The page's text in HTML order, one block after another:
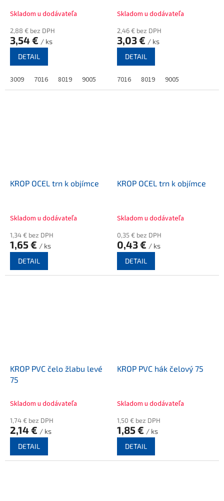
Skladom u dodávateľa
2,88 € bez DPH
3,54 € / ks
DETAIL
3009 7016 8019 9005
Skladom u dodávateľa
2,46 € bez DPH
3,03 € / ks
DETAIL
7016 8019 9005
KROP OCEL trn k objímce
Skladom u dodávateľa
1,34 € bez DPH
1,65 € / ks
DETAIL
KROP OCEL trn k objímce
Skladom u dodávateľa
0,35 € bez DPH
0,43 € / ks
DETAIL
KROP PVC čelo žlabu levé
75
Skladom u dodávateľa
1,74 € bez DPH
2,14 € / ks
DETAIL
KROP PVC hák čelový 75
Skladom u dodávateľa
1,50 € bez DPH
1,85 € / ks
DETAIL